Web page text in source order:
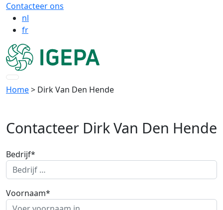
Contacteer ons
nl
fr
Home> Dirk Van Den Hende
Contacteer Dirk Van Den Hende
Bedrijf*
Voornaam*